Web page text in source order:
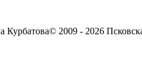
Курбатова© 2009 - 2026